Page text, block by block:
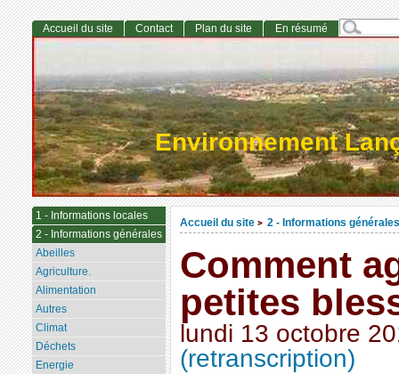
Environnement
Accueil du site > 2 - Informations générales
Comment
petites
lundi 13 octobre
(retranscription)
Accueil du site Contact Plan du site En résumé
1 - Informations locales
2 - Informations générales
Abeilles
Agriculture.
Alimentation
Autres
Climat
Déchets
Energie